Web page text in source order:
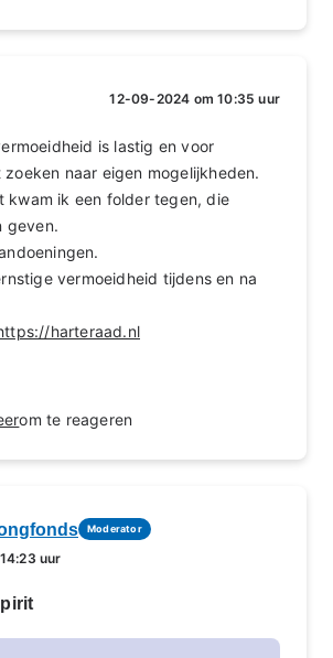
12-09-2024 om 10:35 uur
is lastig en voor
zoeken naar eigen mogelijkheden.
kwam ik een folder tegen, die
geven.
vermoeidheid tijdens en na
harteraad.nl
om te reageren
Moderator
uur